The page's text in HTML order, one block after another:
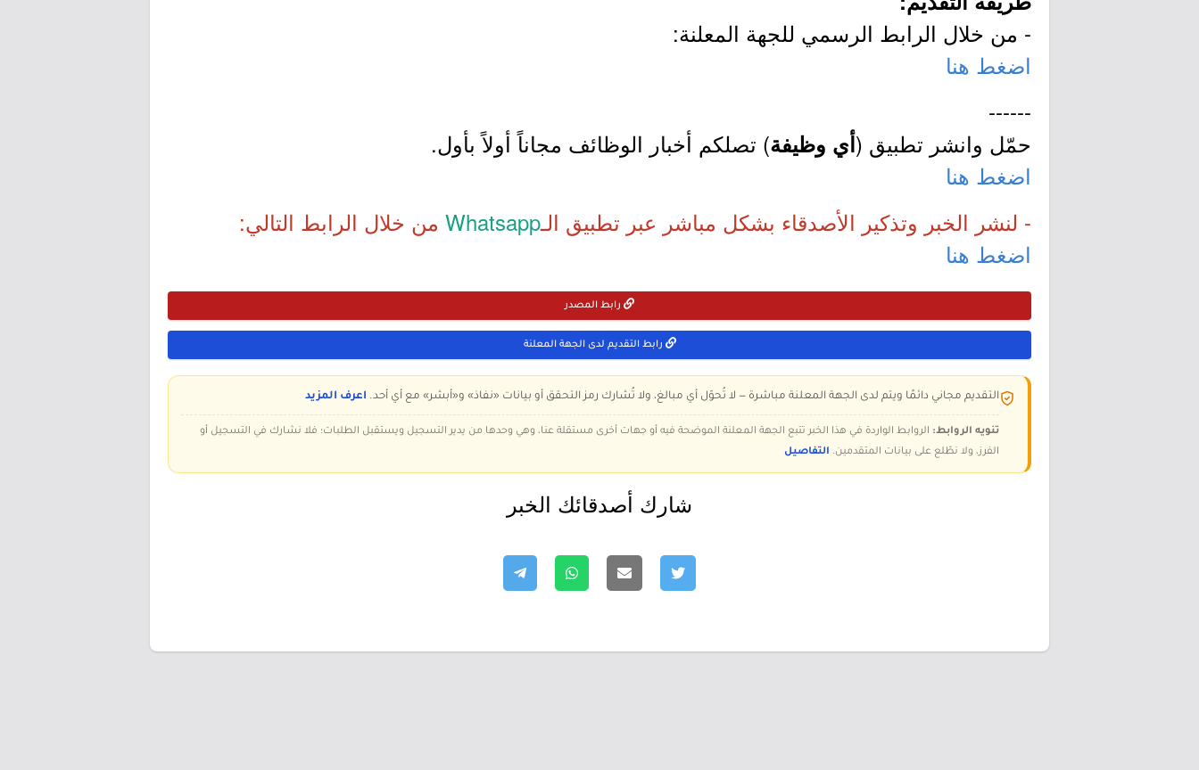
- من خلال الرابط الرسمي للجهة المعلنة:
اضغط هنا
------
حمّل وانشر تطبيق (أي وظيفة) تصلكم أخبار الوظائف مجاناً أولاً بأول.
اضغط هنا
- لنشر الخبر وتذكير الأصدقاء بشكل مباشر عبر تطبيق الـWhatsapp من خلال الرابط التالي:
اضغط هنا
رابط المصدر
رابط التقديم لدى الجهة المعلنة
التقديم مجاني دائمًا ويتم لدى الجهة المعلنة مباشرة — لا تُحوّل أي مبالغ، ولا تُشارك رمز التحقق أو بيانات «نفاذ» و«أبشر» مع أي أحد. اعرف المزيد
تنويه الروابط: الروابط الواردة في هذا الخبر تتبع الجهة المعلنة الموضحة فيه أو جهات أخرى مستقلة عنا، وهي وحدها من يدير التسجيل ويستقبل الطلبات؛ فلا نشارك في التسجيل أو
الفرز، ولا نطّلع على بيانات المتقدمين. التفاصيل
شارك أصدقائك الخبر